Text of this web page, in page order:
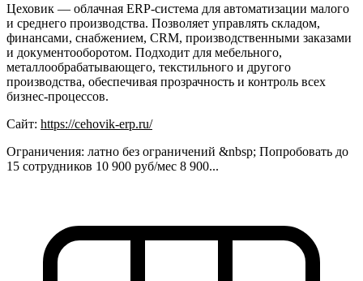
Цеховик — облачная ERP-система для автоматизации малого
и среднего производства. Позволяет управлять складом,
финансами, снабжением, CRM, производственными заказами
и документооборотом. Подходит для мебельного,
металлообрабатывающего, текстильного и другого
производства, обеспечивая прозрачность и контроль всех
бизнес-процессов.
Сайт: https://cehovik-erp.ru/
Ограничения: латно без ограничений &nbsp; Попробовать до
15 сотрудников 10 900 руб/мес 8 900...